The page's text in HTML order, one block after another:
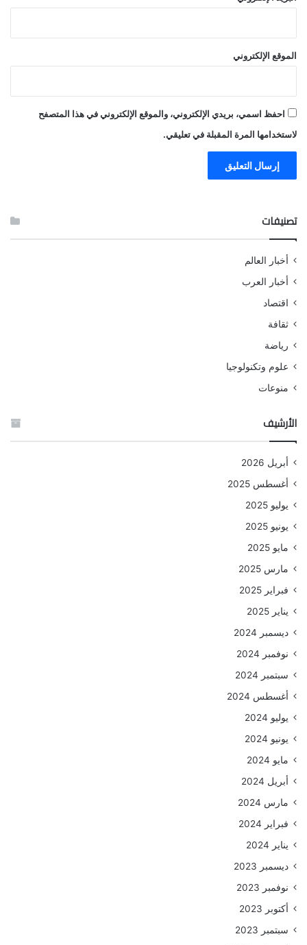
الموقع الإلكتروني
احفظ اسمي، بريدي الإلكتروني، والموقع الإلكتروني في هذا المتصفح
لاستخدامها المرة المقبلة في تعليقي.
تصنيفات
أخبار العالم
أخبار العرب
اقتصاد
ثقافة
رياضة
علوم وتكنولوجيا
منوعات
الأرشيف
أبريل 2026
أغسطس 2025
يوليو 2025
يونيو 2025
مايو 2025
مارس 2025
فبراير 2025
يناير 2025
ديسمبر 2024
نوفمبر 2024
سبتمبر 2024
أغسطس 2024
يوليو 2024
يونيو 2024
مايو 2024
أبريل 2024
مارس 2024
فبراير 2024
يناير 2024
ديسمبر 2023
نوفمبر 2023
أكتوبر 2023
سبتمبر 2023